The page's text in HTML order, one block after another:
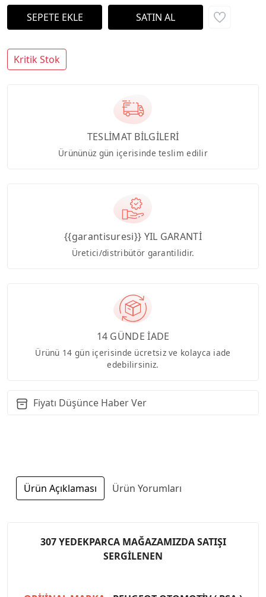
Kritik Stok
TESLİMAT BİLGİLERİ
Ürününüz gün içerisinde teslim edilir
{{garantisuresi}} YIL GARANTİ
Üretici/distribütör garantilidir.
14 GÜNDE İADE
Ürünü 14 gün içerisinde ücretsiz ve kolayca iade
edebilirsiniz.
Fiyatı Düşünce Haber Ver
Ürün Açıklaması Ürün Yorumları
307 YEDEKPARCA MAĞAZAMIZDA SATIŞI
SERGİLENEN